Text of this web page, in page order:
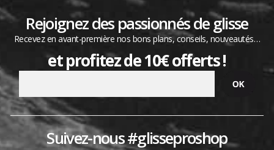
Rejoignez des passionnés de glisse
Recevez en avant-première nos bons plans, conseils, nouveautés…
et profitez de 10€ offerts !
Suivez-nous #glisseproshop